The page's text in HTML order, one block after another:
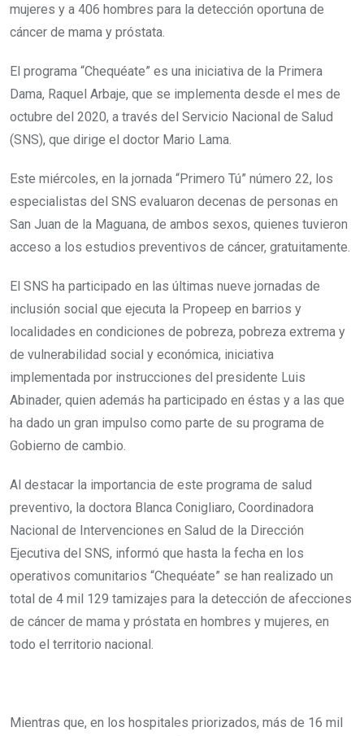
mujeres y a 406 hombres para la detección oportuna de
cáncer de mama y próstata.
El programa “Chequéate” es una iniciativa de la Primera
Dama, Raquel Arbaje, que se implementa desde el mes de
octubre del 2020, a través del Servicio Nacional de Salud
(SNS), que dirige el doctor Mario Lama.
Este miércoles, en la jornada “Primero Tú” número 22, los
especialistas del SNS evaluaron decenas de personas en
San Juan de la Maguana, de ambos sexos, quienes tuvieron
acceso a los estudios preventivos de cáncer, gratuitamente.
El SNS ha participado en las últimas nueve jornadas de
inclusión social que ejecuta la Propeep en barrios y
localidades en condiciones de pobreza, pobreza extrema y
de vulnerabilidad social y económica, iniciativa
implementada por instrucciones del presidente Luis
Abinader, quien además ha participado en éstas y a las que
ha dado un gran impulso como parte de su programa de
Gobierno de cambio.
Al destacar la importancia de este programa de salud
preventivo, la doctora Blanca Conigliaro, Coordinadora
Nacional de Intervenciones en Salud de la Dirección
Ejecutiva del SNS, informó que hasta la fecha en los
operativos comunitarios “Chequéate” se han realizado un
total de 4 mil 129 tamizajes para la detección de afecciones
de cáncer de mama y próstata en hombres y mujeres, en
todo el territorio nacional.
Mientras que, en los hospitales priorizados, más de 16 mil